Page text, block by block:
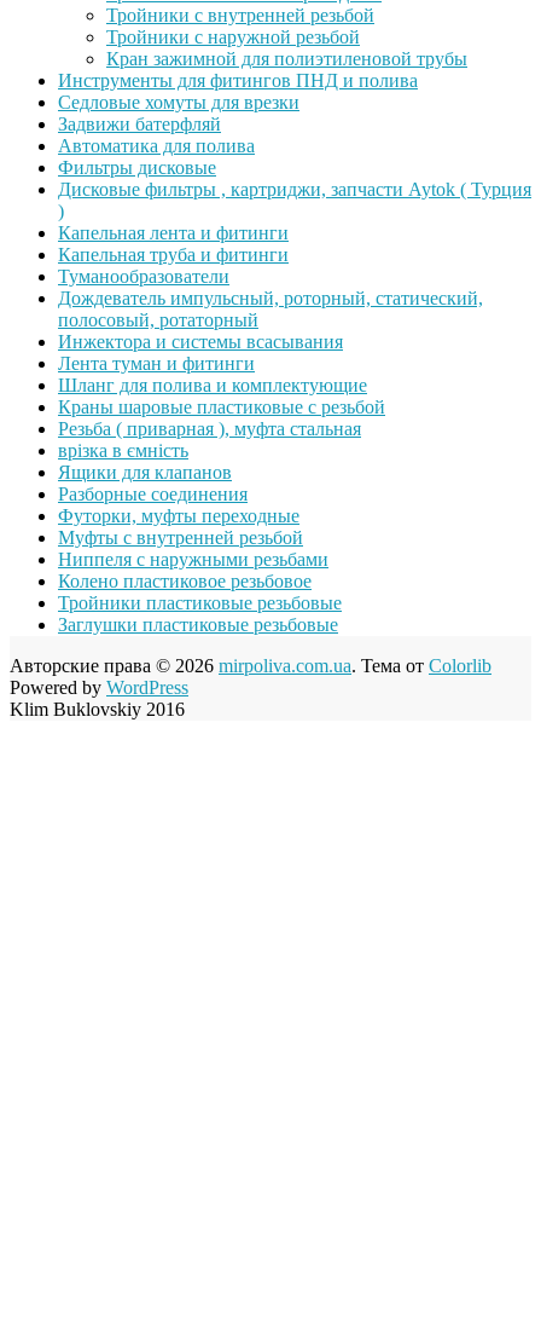
Тройники с внутренней резьбой
Тройники с наружной резьбой
Кран зажимной для полиэтиленовой трубы
Инструменты для фитингов ПНД и полива
Седловые хомуты для врезки
Задвижи батерфляй
Автоматика для полива
Фильтры дисковые
Дисковые фильтры , картриджи, запчасти Aytok ( Турция
)
Капельная лента и фитинги
Капельная труба и фитинги
Туманообразователи
Дождеватель импульсный, роторный, статический,
полосовый, ротаторный
Инжектора и системы всасывания
Лента туман и фитинги
Шланг для полива и комплектующие
Краны шаровые пластиковые с резьбой
Резьба ( приварная ), муфта стальная
врізка в ємність
Ящики для клапанов
Разборные соединения
Футорки, муфты переходные
Муфты с внутренней резьбой
Ниппеля с наружными резьбами
Колено пластиковое резьбовое
Тройники пластиковые резьбовые
Заглушки пластиковые резьбовые
Авторские права © 2026 mirpoliva.com.ua. Тема от Colorlib
Powered by WordPress
Klim Buklovskiy 2016